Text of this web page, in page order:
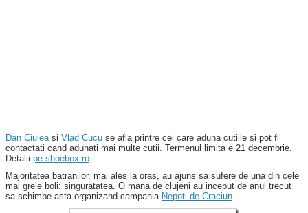
Dan Ciuleasi Vlad Cucu se afla printre cei care aduna cutiile si pot fi
contactati cand adunati mai multe cutii. Termenul limita e 21 decembrie.
Detalii pe shoebox.ro.
Majoritatea batranilor, mai ales la oras, au ajuns sa sufere de una din cele
mai grele boli: singuratatea. O mana de clujeni au inceput de anul trecut
sa schimbe asta organizand campania Nepoti de Craciun.